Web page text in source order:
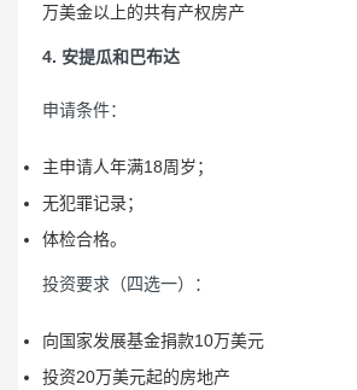
万美金以上的共有产权房产
4. 安提瓜和巴布达
申请条件：
主申请人年满18周岁；
无犯罪记录；
体检合格。
投资要求（四选一）：
向国家发展基金捐款10万美元
投资20万美元起的房地产